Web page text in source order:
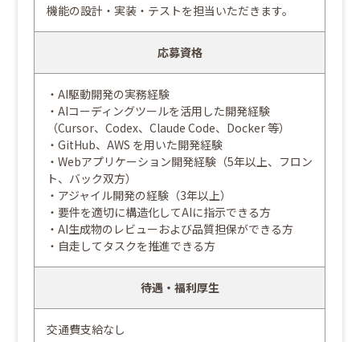
機能の設計・実装・テストを担当いただきます。
応募資格
・AI駆動開発の実務経験
・AIコーディングツールを活用した開発経験
（Cursor、Codex、Claude Code、Docker 等）
・GitHub、AWS を用いた開発経験
・Webアプリケーション開発経験（5年以上、フロン
ト、バック双方）
・アジャイル開発の経験（3年以上）
・要件を適切に構造化してAIに指示できる方
・AI生成物のレビューおよび品質担保ができる方
・自走してタスクを推進できる方
待遇・福利厚生
交通費支給なし